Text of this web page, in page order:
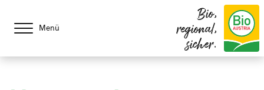
Menü
Bio,
regional,
sicher.